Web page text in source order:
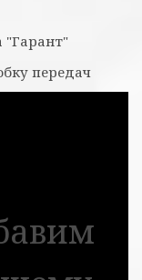
"Гарант"
передач